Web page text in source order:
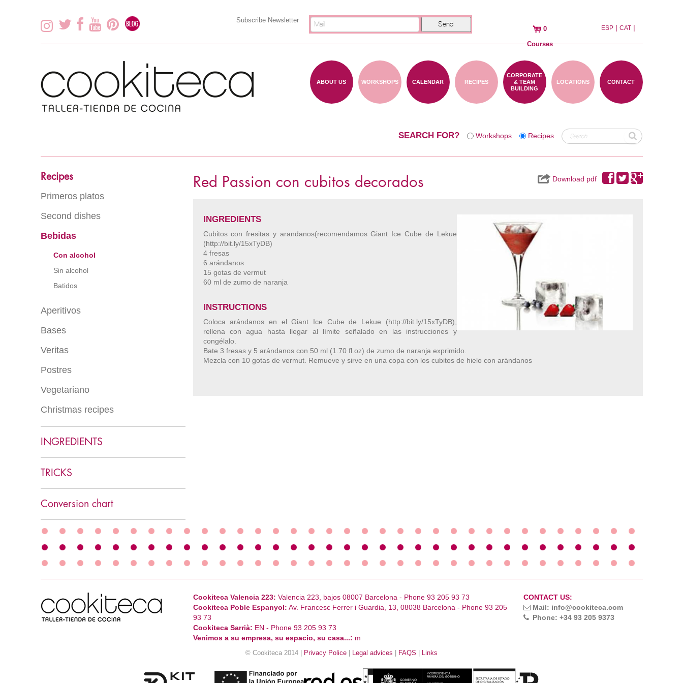
Subscribe Newsletter
0
Courses
ESP| CAT|
CONTACT
LOCATIONS
CORPORATE
& TEAM
BUILDING
RECIPES
CALENDAR
WORKSHOPS
ABOUT US
Recipes
Workshops
SEARCH FOR?
Recipes
Primeros platos
Rice
Pasta
Salads
Legumbres
Second dishes
Meat
Tartas saladas
Bebidas
Con alcohol
Sin alcohol
Batidos
Aperitivos
De cuchara
De brocheta
De vaso
Bases
Salsas saladas
Veritas
Entrantes veritas
Ensaladas veritas
Postres
Pasteles
Postres en vaso
Vegetariano
Varios vegetarianos
Christmas recipes
*
INGREDIENTS
TRICKS
Conversion chart
Red Passion con cubitos decorados Download pdf
INGREDIENTS
Cubitos con fresitas y arandanos(recomendamos Giant Ice Cube de Lekue
(http://bit.ly/15xTyDB)
4 fresas
6 arándanos
15 gotas de vermut
60 ml de zumo de naranja
INSTRUCTIONS
Coloca arándanos en el Giant Ice Cube de Lekue (http://bit.ly/15xTyDB),
rellena con agua hasta llegar al límite señalado en las instrucciones y
congélalo.
Bate 3 fresas y 5 arándanos con 50 ml (1.70 fl.oz) de zumo de naranja exprimido.
Mezcla con 10 gotas de vermut. Remueve y sirve en una copa con los cubitos de hielo con arándanos
Cookiteca Valencia 223: Valencia 223, bajos 08007 Barcelona - Phone 93 205 93 73
Cookiteca Poble Espanyol: Av. Francesc Ferrer i Guardia, 13, 08038 Barcelona - Phone 93 205
93 73
Cookiteca Sarrià: EN - Phone 93 205 93 73
Venimos a su empresa, su espacio, su casa...: m
CONTACT US:
Mail: info@cookiteca.com
Phone: +34 93 205 9373
© Cookiteca 2014 | Privacy Police Legal advices FAQS Links